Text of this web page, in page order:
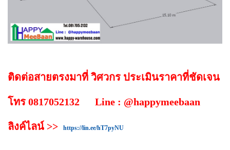
ติดต่อสายตรงมาที่ วิศวกร ประเมินราคาที่ชัดเจน
โทร 0817052132 Line : @happymeebaan
ลิงค์ไลน์ >> https://lin.ee/hT7pyNU